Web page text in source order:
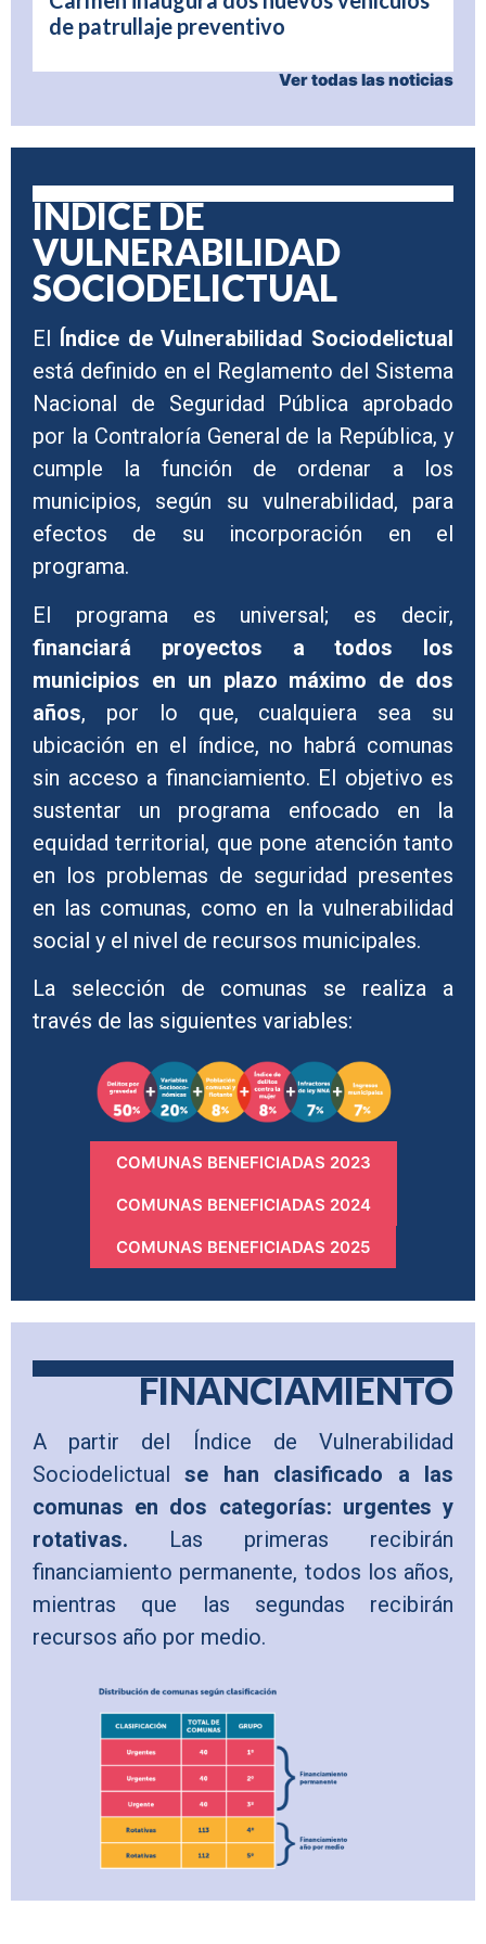
de patrullaje preventivo
Ver todas las noticias
ÍNDICE DE
VULNERABILIDAD
SOCIODELICTUAL
El
Índice de Vulnerabilidad Sociodelictual
está definido en el Reglamento del Sistema
Nacional de Seguridad Pública aprobado
por la Contraloría General de la República, y
cumple la función de ordenar a los
municipios, según su vulnerabilidad, para
efectos de su incorporación en el
programa.
El programa es universal; es decir,
financiará proyectos a todos los
municipios en un plazo máximo de dos
años, por lo que, cualquiera sea su
ubicación en el índice, no habrá comunas
sin acceso a financiamiento. El objetivo es
sustentar un programa enfocado en la
equidad territorial, que pone atención tanto
en los problemas de seguridad presentes
en las comunas, como en la vulnerabilidad
social y el nivel de recursos municipales.
La selección de comunas se realiza a
través de las siguientes variables:
COMUNAS BENEFICIADAS 2023
COMUNAS BENEFICIADAS 2024
COMUNAS BENEFICIADAS 2025
FINANCIAMIENTO
A partir del Índice de Vulnerabilidad
Sociodelictualse han clasificado a las
comunas en dos categorías: urgentes y
rotativas. Las primeras recibirán
financiamiento permanente, todos los años,
mientras que las segundas recibirán
recursos año por medio.